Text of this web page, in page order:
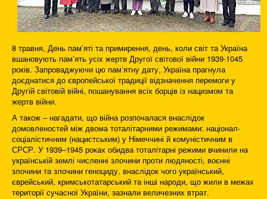
8 травня, День пам’яті та примирення, день, коли світ та Україна
вшановують пам’ять усіх жертв Другої світової війни 1939-1045
років. Запроваджуючи цю пам’ятну дату, Україна прагнула
доєднатися до європейської традиції відзначення перемоги у
Другій світовій війні, пошанування всіх борців із нацизмом та
жертв війни.
А також – нагадати, що війна розпочалася внаслідок
домовленостей між двома тоталітарними режимами: націонал-
соціалістичним (нацистським) у Німеччині й комуністичним в
СРСР. У 1939–1945 роках обидва тоталітарні режими вчинили на
українській землі численні злочини проти людяності, воєнні
злочини та злочини геноциду, внаслідок чого український,
єврейський, кримськотатарський та інші народи, що жили в межах
території сучасної України, зазнали величезних втрат.